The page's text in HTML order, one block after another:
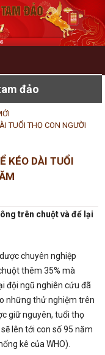
TẦM
-
đảo
TUỔI THỌ CON NGƯỜI
KÉO DÀI TUỔI
trên chuột và để lại
chuyên nghiệp
thêm 35% mà
đội ngũ nghiên cứu đã
những thử nghiệm trên
giữ nguyên, tuổi thọ
lên tới con số 95 năm
kê của WHO).